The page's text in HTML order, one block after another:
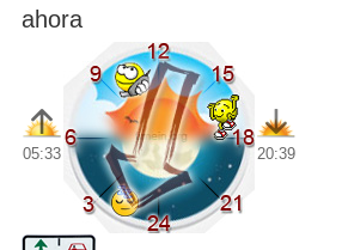
ahora
05:33 20:39